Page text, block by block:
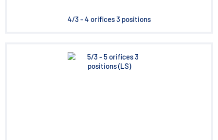
4/3 - 4 orifices 3 positions